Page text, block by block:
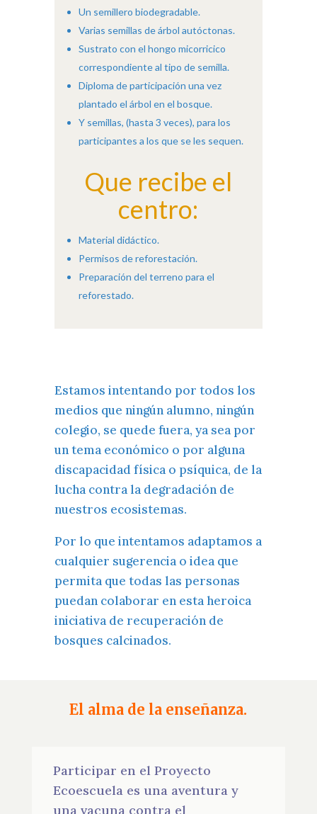
Un semillero biodegradable.
Varias semillas de árbol autóctonas.
Sustrato con el hongo micorricico
correspondiente al tipo de semilla.
Diploma de participación una vez
plantado el árbol en el bosque.
Y semillas, (hasta 3 veces), para los
participantes a los que se les sequen.
Que recibe el
centro:
Material didáctico.
Permisos de reforestación.
Preparación del terreno para el
reforestado.
Estamos intentando por todos los
medios que ningún alumno, ningún
colegio, se quede fuera, ya sea por
un tema económico o por alguna
discapacidad física o psíquica, de la
lucha contra la degradación de
nuestros ecosistemas.
Por lo que intentamos adaptamos a
cualquier sugerencia o idea que
permita que todas las personas
puedan colaborar en esta heroica
iniciativa de recuperación de
bosques calcinados.
El alma de la enseñanza.
Participar en el Proyecto
Ecoescuela es una aventura y
una vacuna contra el